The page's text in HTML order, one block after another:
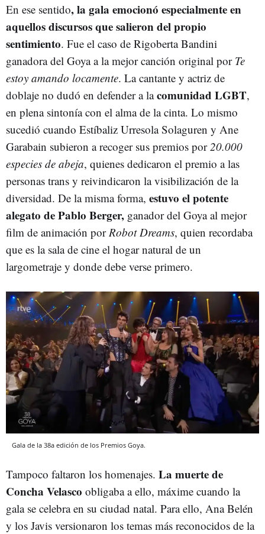
En ese sentido, la gala emocionó especialmente en
aquellos discursos que salieron del propio
sentimiento. Fue el caso de Rigoberta Bandini
ganadora del Goya a la mejor canción original por Te
estoy amando locamente. La cantante y actriz de
doblaje no dudó en defender a lacomunidad LGBT,
en plena sintonía con el alma de la cinta. Lo mismo
sucedió cuando Estíbaliz Urresola Solaguren y Ane
Garabain subieron a recoger sus premios por 20.000
especies de abeja, quienes dedicaron el premio a las
personas trans y reivindicaron la visibilización de la
diversidad. De la misma forma, estuvo el potente
alegato de Pablo Berger, ganador del Goya al mejor
film de animación por Robot Dreams, quien recordaba
que es la sala de cine el hogar natural de un
largometraje y donde debe verse primero.
Gala de la 38a edición de los Premios Goya.
Tampoco faltaron los homenajes. La muerte de
Concha Velasco obligaba a ello, máxime cuando la
gala se celebra en su ciudad natal. Para ello, Ana Belén
y los Javis versionaron los temas más reconocidos de la